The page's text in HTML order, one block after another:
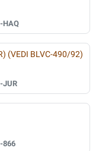
HAQ
(VEDI BLVC-490/92)
JUR
866